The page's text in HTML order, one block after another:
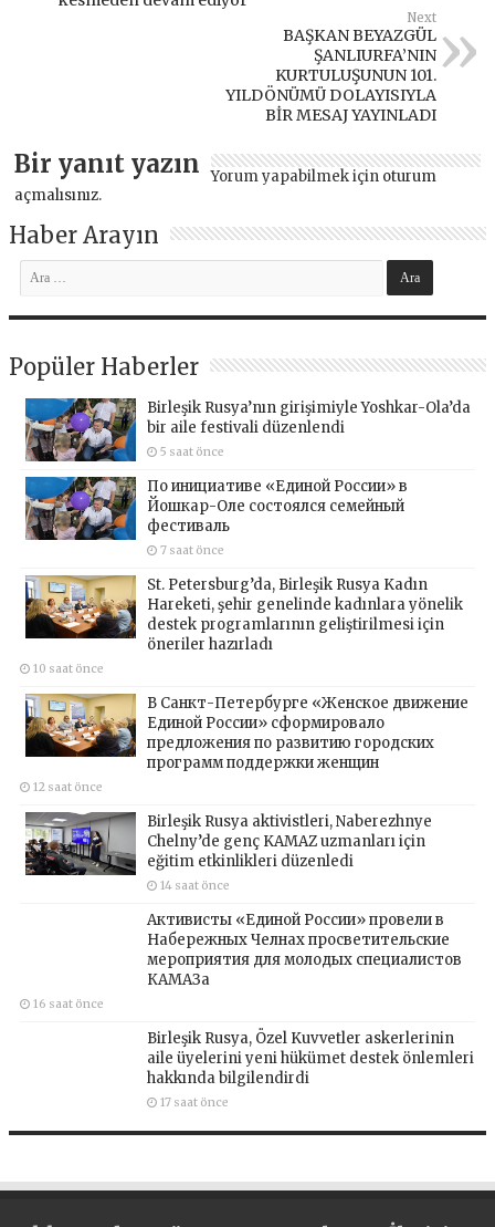
Next
BAŞKAN BEYAZGÜL
ŞANLIURFA’NIN
KURTULUŞUNUN 101.
YILDÖNÜMÜ DOLAYISIYLA
BİR MESAJ YAYINLADI
Bir yanıt yazın Yorum yapabilmek için oturum
açmalısınız.
Haber Arayın
Popüler Haberler
Birleşik Rusya’nın girişimiyle Yoshkar-Ola’da
bir aile festivali düzenlendi
5 saat önce
По инициативе «Единой России» в
Йошкар-Оле состоялся семейный
фестиваль
7 saat önce
St. Petersburg’da, Birleşik Rusya Kadın
Hareketi, şehir genelinde kadınlara yönelik
destek programlarının geliştirilmesi için
öneriler hazırladı
10 saat önce
В Санкт-Петербурге «Женское движение
Единой России» сформировало
предложения по развитию городских
программ поддержки женщин
12 saat önce
Birleşik Rusya aktivistleri, Naberezhnye
Chelny’de genç KAMAZ uzmanları için
eğitim etkinlikleri düzenledi
14 saat önce
Активисты «Единой России» провели в
Набережных Челнах просветительские
мероприятия для молодых специалистов
КАМАЗа
16 saat önce
Birleşik Rusya, Özel Kuvvetler askerlerinin
aile üyelerini yeni hükümet destek önlemleri
hakkında bilgilendirdi
17 saat önce